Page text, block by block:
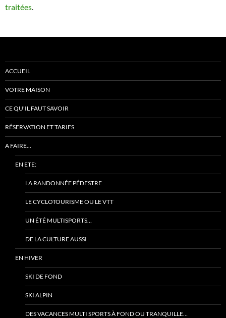
traitées.
ACCUEIL
VOTRE MAISON
CE QU’IL FAUT SAVOIR
RÉSERVATION ET TARIFS
A FAIRE…
EN ETE:
LA RANDONNÉE PÉDESTRE
LE CYCLOTOURISME OU LE VTT
UN ÉTÉ MULTISPORTS…
DE LA CULTURE AUSSI
EN HIVER
SKI DE FOND
SKI ALPIN
DES VACANCES MULTI SPORTS À FOND OU TRANQUILLE…